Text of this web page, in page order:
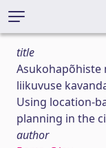
title
Asukohapõhiste
liikuvuse
Using location-
planning in the
author